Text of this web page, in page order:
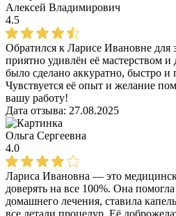
Алексей Владимирович
4.5
Обратился к Ларисе Ивановне для
приятно удивлён её мастерством
было сделано аккуратно, быстро и
Чувствуется её опыт и желание
вашу работу!
Дата отзыва: 27.08.2025
Ольга Сергеевна
4.0
Лариса Ивановна — это
доверять на все 100%. Она
домашнего лечения, ставила
все детали процедур. Её